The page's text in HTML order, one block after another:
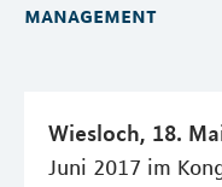
management
Wiesloch, 18.
Juni 2017 im